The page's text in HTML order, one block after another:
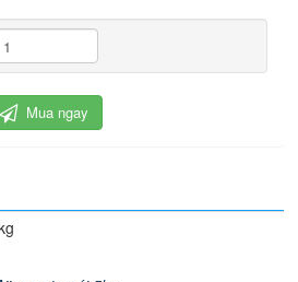
Mua ngay